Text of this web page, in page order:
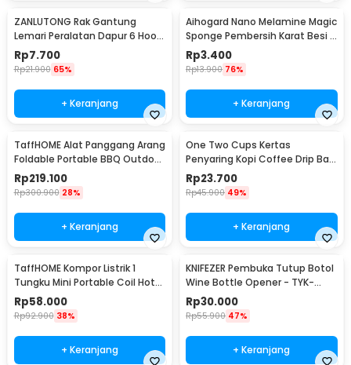
ZANLUTONG Rak Gantung
Lemari Peralatan Dapur 6 Hook
Besi - 2137
Rp7.700
Rp21.900 65%
+ Keranjang
Aihogard Nano Melamine Magic
Sponge Pembersih Karat Besi -
CW62
Rp3.400
Rp13.900 76%
+ Keranjang
TaffHOME Alat Panggang Arang
Foldable Portable BBQ Outdoor
Grill Stove - HWSK77
Rp219.100
Rp300.900 28%
+ Keranjang
One Two Cups Kertas
Penyaring Kopi Coffee Drip Bag
Paper Filter 50PCS - T111
Rp23.700
Rp45.900 49%
+ Keranjang
TaffHOME Kompor Listrik 1
Tungku Mini Portable Coil Hot
Plate 500W - C1-1000-03
Rp58.000
Rp92.900 38%
+ Keranjang
KNIFEZER Pembuka Tutup Botol
Wine Bottle Opener - TYK-
074B
Rp30.000
Rp55.900 47%
+ Keranjang